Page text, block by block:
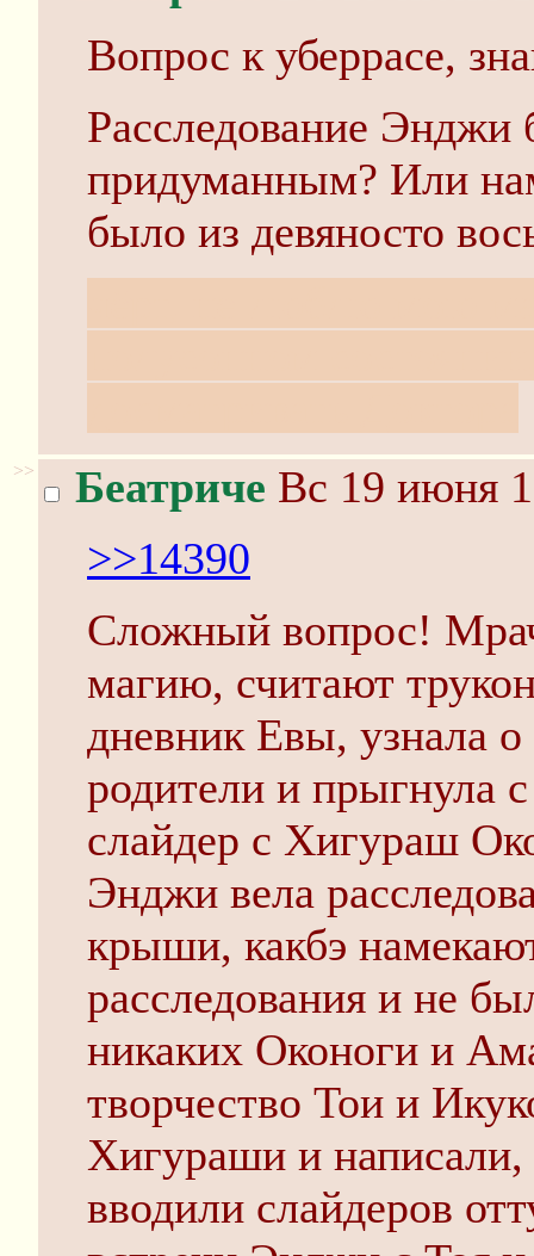
Вопрос к уберрасе,
Расследование
придуманным? Или
было из девяносто
>> Беатриче Вс 19 июня
>>14390
Сложный вопрос!
магию, считают
дневник Евы, узнала
родители и прыгнула
слайдер с Хигураш
Энджи вела
крыши, какбэ
расследования и не
никаких Оконоги и
творчество Тои и
Хигураши и написали,
вводили слайдеров